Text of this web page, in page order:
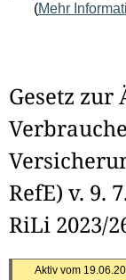
(Mehr
Gesetz zur
RefE) v. 9.
RiLi 2023/
Aktiv vom